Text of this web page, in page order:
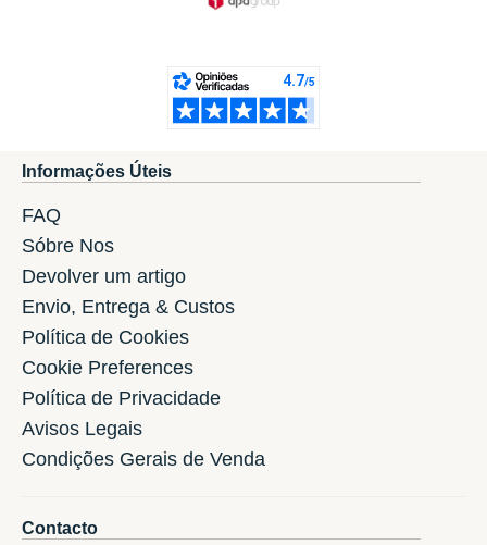
Informações Úteis
FAQ
Sóbre Nos
Devolver um artigo
Envio, Entrega & Custos
Política de Cookies
Cookie Preferences
Política de Privacidade
Avisos Legais
Condições Gerais de Venda
Contacto